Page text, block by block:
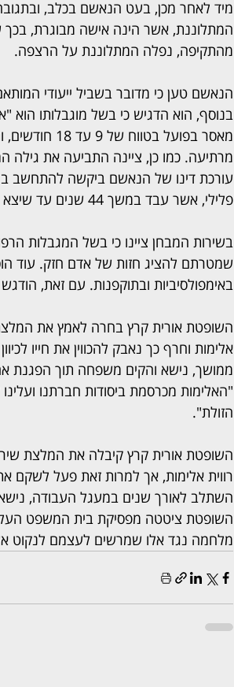
מיד לאחר מכן, בעט הנאשם בכלב,
המתלוננת, אשר הינה אישה מבוגרת,
מהתקיפה, נפלה המתלוננת על הרצפה.
הנאשם טען כי מדובר בשביל ייעודי
בנוסף, הוא הדגיש כי בשל מוגבלותו הוא
מאסר בפועל
מרתיעה. כמו כן, ציינה התביעה את גילה
עורכת דינו של הנאשם ביקשה להתחשב
פלילי, אשר עבד במשך 44 שנים עד שיצא לגמלאות לפני כשנתיים.
בשירות המבחן ציינו כי בשל המגבלות
שמטרתם להציג חזות של אדם חזק. עוד
באימפולסיביות ובתוקפנות. עם זאת,
השופטת אורית קרץ בחרה לאמץ את
אלימות וחרף כך נאבק להכווין את חייו
ממושך, נישא והקים משפחה תוך הפגנת
"האלימות מכרסמת ביסודות חברתנו
הזולת".
השופטת אורית קרץ קיבלה את המלצת
רווית אלימות, אך למרות זאת פעל לשקם
השתלב לאורך שנים במעגל העבודה,
השופטת ציטטה מפסיקת בית המשפט
מלחמה נגד אלו שמרשים לעצמם לנקוט